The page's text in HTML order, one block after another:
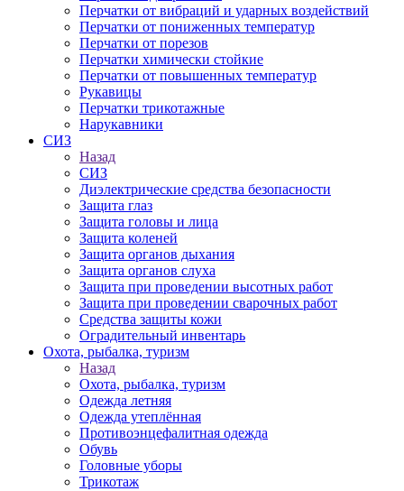
Перчатки от вибраций и ударных воздействий
Перчатки от пониженных температур
Перчатки от порезов
Перчатки химически стойкие
Перчатки от повышенных температур
Рукавицы
Перчатки трикотажные
Нарукавники
СИЗ
Назад
СИЗ
Диэлектрические средства безопасности
Защита глаз
Защита головы и лица
Защита коленей
Защита органов дыхания
Защита органов слуха
Защита при проведении высотных работ
Защита при проведении сварочных работ
Средства защиты кожи
Оградительный инвентарь
Охота, рыбалка, туризм
Назад
Охота, рыбалка, туризм
Одежда летняя
Одежда утеплённая
Противоэнцефалитная одежда
Обувь
Головные уборы
Трикотаж